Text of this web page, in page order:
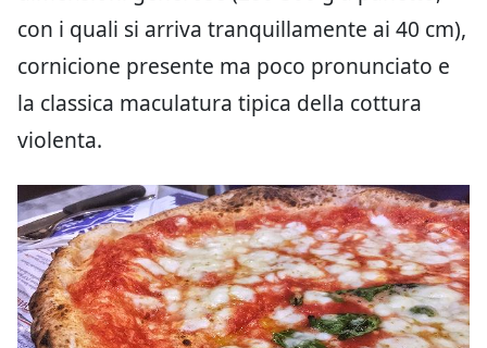
con i quali si arriva tranquillamente ai 40 cm),
cornicione presente ma poco pronunciato e
la classica maculatura tipica della cottura
violenta.